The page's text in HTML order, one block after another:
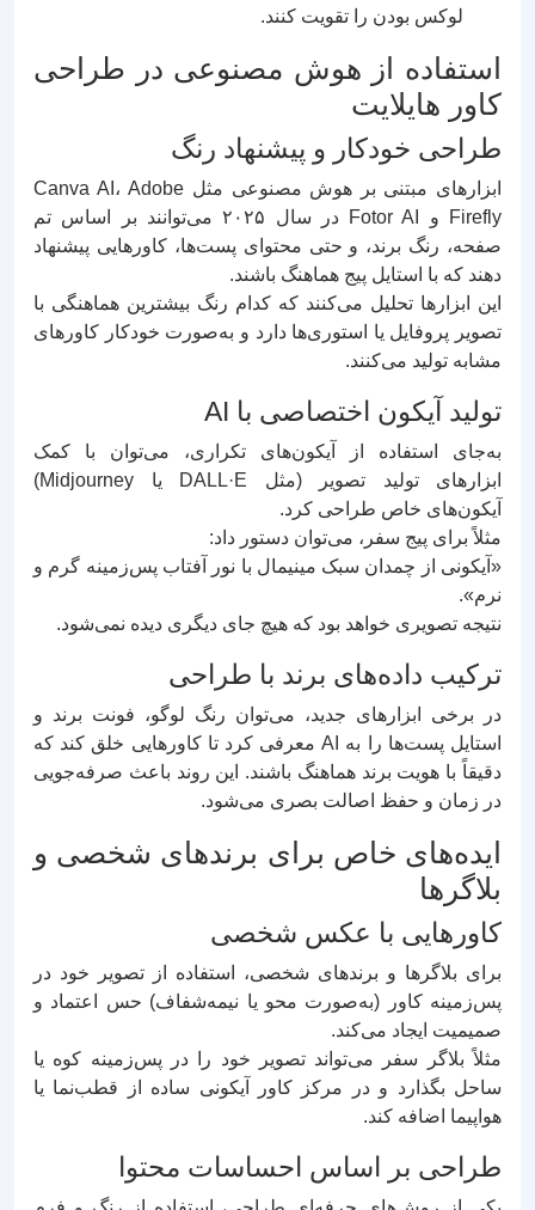
لوکس بودن را تقویت کنند.
استفاده از هوش مصنوعی در طراحی
کاور هایلایت
طراحی خودکار و پیشنهاد رنگ
ابزارهای مبتنی بر هوش مصنوعی مثل Canva AI، Adobe
Firefly و Fotor AI در سال ۲۰۲۵ می‌توانند بر اساس تم
صفحه، رنگ برند، و حتی محتوای پست‌ها، کاورهایی پیشنهاد
دهند که با استایل پیج هماهنگ باشند.
این ابزارها تحلیل می‌کنند که کدام رنگ بیشترین هماهنگی با
تصویر پروفایل یا استوری‌ها دارد و به‌صورت خودکار کاورهای
مشابه تولید می‌کنند.
تولید آیکون اختصاصی با AI
به‌جای استفاده از آیکون‌های تکراری، می‌توان با کمک
ابزارهای تولید تصویر (مثل DALL·E یا Midjourney)
آیکون‌های خاص طراحی کرد.
مثلاً برای پیج سفر، می‌توان دستور داد:
«آیکونی از چمدان سبک مینیمال با نور آفتاب پس‌زمینه گرم و
نرم».
نتیجه تصویری خواهد بود که هیچ جای دیگری دیده نمی‌شود.
ترکیب داده‌های برند با طراحی
در برخی ابزارهای جدید، می‌توان رنگ لوگو، فونت برند و
استایل پست‌ها را به AI معرفی کرد تا کاورهایی خلق کند که
دقیقاً با هویت برند هماهنگ باشند. این روند باعث صرفه‌جویی
در زمان و حفظ اصالت بصری می‌شود.
ایده‌های خاص برای برندهای شخصی و
بلاگرها
کاورهایی با عکس شخصی
برای بلاگرها و برندهای شخصی، استفاده از تصویر خود در
پس‌زمینه کاور (به‌صورت محو یا نیمه‌شفاف) حس اعتماد و
صمیمیت ایجاد می‌کند.
مثلاً بلاگر سفر می‌تواند تصویر خود را در پس‌زمینه کوه یا
ساحل بگذارد و در مرکز کاور آیکونی ساده از قطب‌نما یا
هواپیما اضافه کند.
طراحی بر اساس احساسات محتوا